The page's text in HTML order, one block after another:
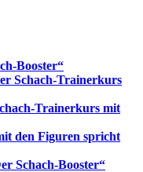
Booster“
Schach-Trainerkurs
Trainerkurs mit
den Figuren spricht
Schach-Booster“